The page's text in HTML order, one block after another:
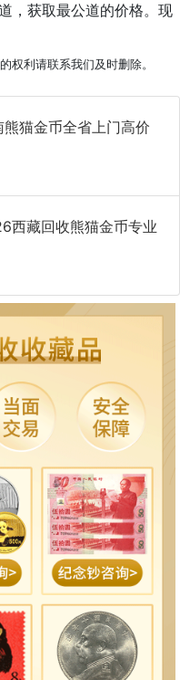
，获取最公道的价格。现
权利请联系我们及时删除。
猫金币全省上门高价
西藏回收熊猫金币专业